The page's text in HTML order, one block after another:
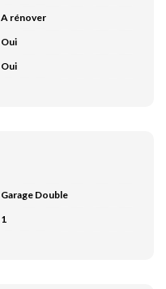
A rénover
Oui
Oui
Garage Double
1